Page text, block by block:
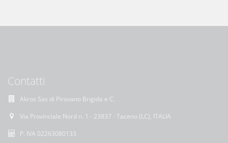
Contatti
Akros Sas di Pirovano Brigida e C.
Via Provinciale Nord n. 1 - 23837 - Taceno (LC), ITALIA
P. IVA 02263080133